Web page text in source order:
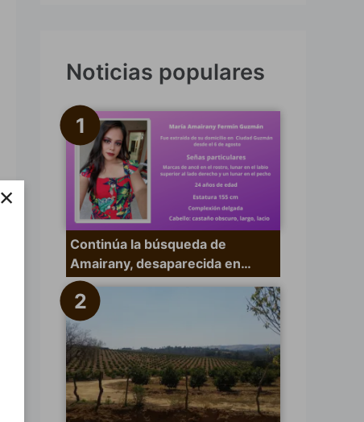
×
a
p
o
Noticias populares
Continúa la búsqueda de
Amairany, desaparecida en…